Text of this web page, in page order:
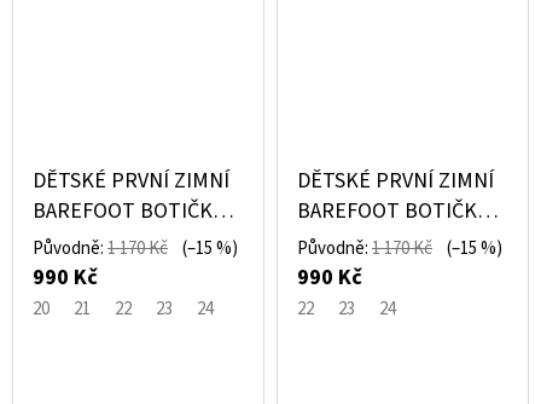
DĚTSKÉ PRVNÍ ZIMNÍ
BAREFOOT BOTIČKY -
HNĚDÉ SBF 64W -
PEGRES
Původně:1 170 Kč (–15 %)
990 Kč
20 21 22 23 24
DĚTSKÉ PRVNÍ ZIMNÍ
BAREFOOT BOTIČKY -
RŮŽOVÉ SBF 64W -
PEGRES
Původně:1 170 Kč (–15 %)
990 Kč
22 23 24